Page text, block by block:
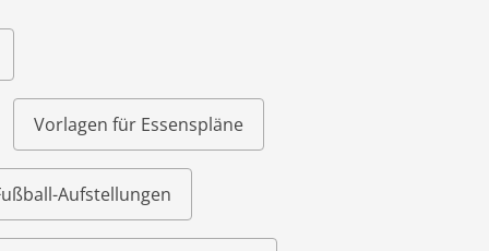
Vorlagen für Essenspläne
Aufstellungen